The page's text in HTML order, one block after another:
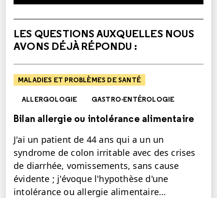
LES QUESTIONS AUXQUELLES NOUS
AVONS DÉJÀ RÉPONDU :
MALADIES ET PROBLÈMES DE SANTÉ
ALLERGOLOGIE GASTRO-ENTÉROLOGIE
Bilan allergie ou intolérance alimentaire
J'ai un patient de 44 ans qui a un un
syndrome de colon irritable avec des crises
de diarrhée, vomissements, sans cause
évidente ; j'évoque l'hypothèse d'une
intolérance ou allergie alimentaire…